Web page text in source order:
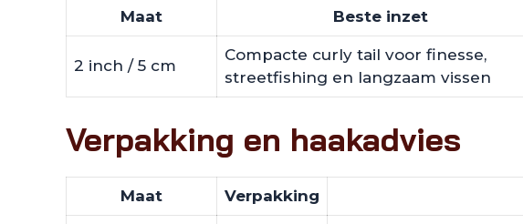
Maat Beste inzet
2 inch / 5 cm
Compacte curly tail voor finesse,
streetfishing en langzaam vissen
Verpakking en haakadvies
Maat Verpakking